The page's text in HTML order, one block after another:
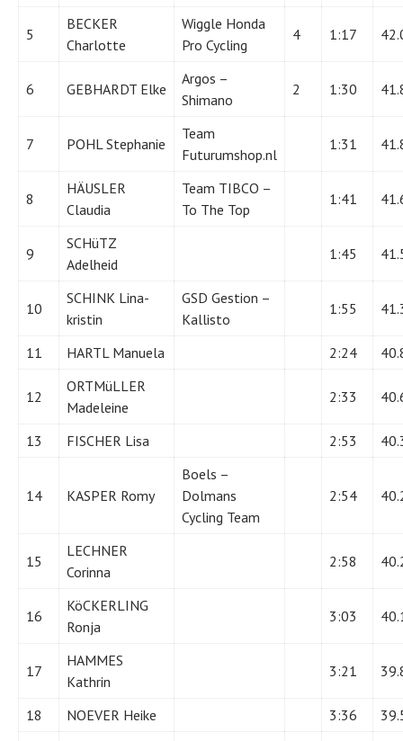
5
BECKER
Charlotte
Wiggle Honda
Pro Cycling
4 1:17
6 GEBHARDT Elke
Argos –
Shimano
2 1:30
7 POHL Stephanie
Team
Futurumshop.nl
1:31
8
HÄUSLER
Claudia
Team TIBCO –
To The Top
1:41
9
SCHüTZ
Adelheid
1:45
10
SCHINK Lina-
kristin
GSD Gestion –
Kallisto
1:55
11 HARTL Manuela 2:24
12
ORTMüLLER
Madeleine
2:33
13 FISCHER Lisa 2:53
14 KASPER Romy
Boels –
Dolmans
Cycling Team
2:54
15
LECHNER
Corinna
2:58
16
KöCKERLING
Ronja
3:03
17
HAMMES
Kathrin
3:21
18 NOEVER Heike 3:36